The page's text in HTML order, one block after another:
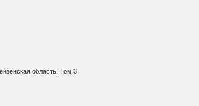
область. Том 3